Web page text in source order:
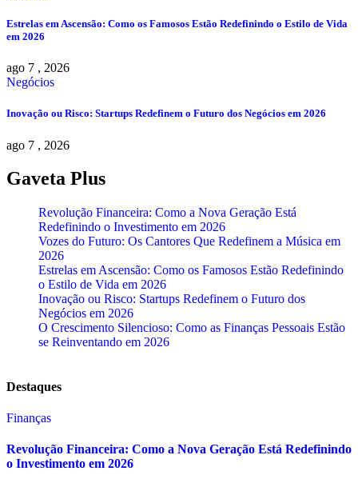
Estrelas em Ascensão: Como os Famosos Estão Redefinindo o Estilo de Vida
em 2026
ago 7 , 2026
Negócios
Inovação ou Risco: Startups Redefinem o Futuro dos Negócios em 2026
ago 7 , 2026
Gaveta Plus
Revolução Financeira: Como a Nova Geração Está
Redefinindo o Investimento em 2026
Vozes do Futuro: Os Cantores Que Redefinem a Música em
2026
Estrelas em Ascensão: Como os Famosos Estão Redefinindo
o Estilo de Vida em 2026
Inovação ou Risco: Startups Redefinem o Futuro dos
Negócios em 2026
O Crescimento Silencioso: Como as Finanças Pessoais Estão
se Reinventando em 2026
Destaques
Finanças
Revolução Financeira: Como a Nova Geração Está Redefinindo
o Investimento em 2026